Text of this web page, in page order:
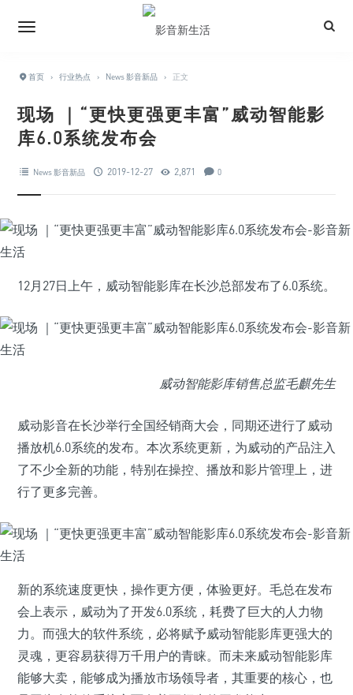
首页 › 行业热点 › News 影音新品 › 正文
现场 ｜“更快更强更丰富”威动智能影
库6.0系统发布会
News 影音新品 2019-12-27 2,871 0
12月27日上午，威动智能影库在长沙总部发布了6.0系统。
威动智能影库销售总监毛麒先生
威动影音在长沙举行全国经销商大会，同期还进行了威动
播放机6.0系统的发布。本次系统更新，为威动的产品注入
了不少全新的功能，特别在操控、播放和影片管理上，进
行了更多完善。
新的系统速度更快，操作更方便，体验更好。毛总在发布
会上表示，威动为了开发6.0系统，耗费了巨大的人力物
力。而强大的软件系统，必将赋予威动智能影库更强大的
灵魂，更容易获得万千用户的青睐。而未来威动智能影库
能够大卖，能够成为播放市场领导者，其重要的核心，也